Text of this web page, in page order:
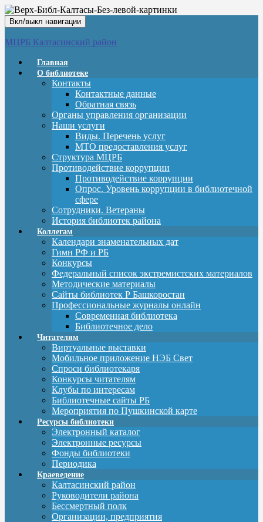
Вкл/выкл навигации
МЦРБ Калтасинский район
Главная
О библиотеке
Контакты
Контактные данные
Обратная связь
Органы управления организации
Наши услуги
Виды. Перечень услуг
МТО предоставления услуг
Структура МЦРБ
Противодействие коррупции
Противодействие коррупции
Опрос. Уровень коррупции в библиотечной
сфере
Сотрудники. Ветераны
История библиотек района
Коллегам
Календари знаменательных дат
Гимн РФ и РБ
Конкурсы
Федеральный список экстремистских материалов
Методические материалы
Сайты библиотек Р Башкоростан
Профессиональные журналы онлайн
Современная библиотека
Библиотечное дело
Читателям
Виртуальные выставки
Мобильное приложение НЭБ Свет
Спроси библиотекаря
Конкурсы читателям
Клубы по интересам
Библиотечные сайты РБ
Мероприятия по Пушкинской карте
Ресурсы библиотеки
Электронный каталог
Электронные ресурсы
Фонды библиотеки
Периодика
Краеведение
Калтасинский район
Руководители района
Бессмертный полк
Организации, предприятия